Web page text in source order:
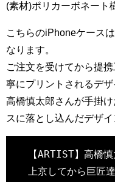
(素材)ポリカーボネート
こちらのiPhoneケース
なります。
ご注文を受けてから提
寧にプリントされるデザ
高橋慎太郎さんが手掛
スに落とし込んだデザイ
【ARTIST】高橋
上京してから巨匠